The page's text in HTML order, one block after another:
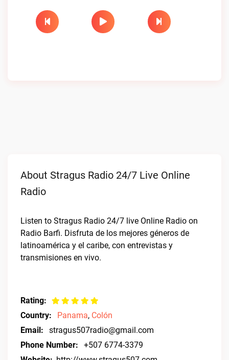
About Stragus Radio 24/7 Live Online
Radio
Listen to Stragus Radio 24/7 live Online Radio on
Radio Barfi. Disfruta de los mejores géneros de
latinoamérica y el caribe, con entrevistas y
transmisiones en vivo.
Rating:
Country:
Panama, Colón
Email:
stragus507radio@gmail.com
Phone Number:
+507 6774-3379